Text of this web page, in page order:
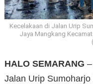
Kecelakaan di Jalan Urip
Jaya Mangkang
HALO SEMARANG
Jalan Urip